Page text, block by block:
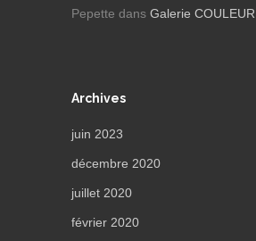
Pepette dans Galerie COULEUR
Archives
juin 2023
décembre 2020
juillet 2020
février 2020